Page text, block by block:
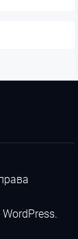
WordPress.